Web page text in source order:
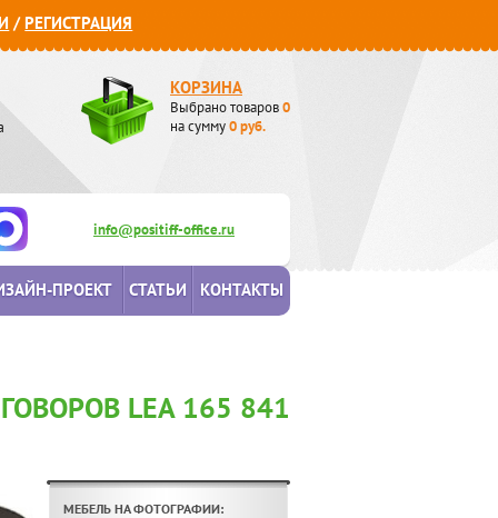
/РЕГИСТРАЦИЯ
КОРЗИНА
Выбрано товаров0
на сумму0руб.
info@positiff-office.ru
ПРОЕКТ СТАТЬИ КОНТАКТЫ
LEA 165 841
МЕБЕЛЬ НА ФОТОГРАФИИ: